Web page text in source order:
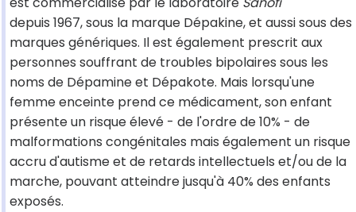
depuis 1967, sous la marque Dépakine, et aussi sous des
marques génériques. Il est également prescrit aux
personnes souffrant de troubles bipolaires sous les
noms de Dépamine et Dépakote. Mais lorsqu'une
femme enceinte prend ce médicament, son enfant
présente un risque élevé - de l'ordre de 10% - de
malformations congénitales mais également un risque
accru d'autisme et de retards intellectuels et/ou de la
marche, pouvant atteindre jusqu'à 40% des enfants
exposés.